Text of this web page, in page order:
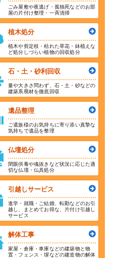
ごみ屋敷や夜逃げ・孤独死などのお部
屋の片付け整理・一斉清掃
植木処分
植木や剪定枝・枯れた草花・鉢植えな
ど処分しづらい植物の回収処分
石・土・砂利回収
量や大きさ問わず、石・土・砂などの
建築系廃材を徹底回収
遺品整理
ご遺族様のお気持ちに寄り添い真摯な
気持ちで遺品を整理
仏壇処分
閉眼供養や魂抜きなど状況に応じた適
切な仏壇・仏具処分
引越しサービス
進学・就職・ご結婚、転勤などのお引
越し、まとめてお得な、片付け引越し
サービス
解体工事
家屋・倉庫・車庫などの建築物と物
置・フェンス・塀などの建造物の解体